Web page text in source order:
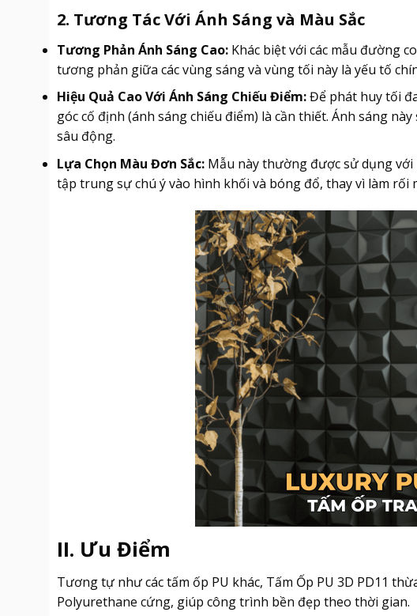
2. Tương Tác Với Ánh Sáng và Màu Sắc
Tương Phản Ánh Sáng Cao: Khác biệt với các mẫu đường
tương phản giữa các vùng sáng và vùng tối này là yếu tố
Hiệu Quả Cao Với Ánh Sáng Chiếu Điểm:Để phát huy tối
góc cố định (ánh sáng chiếu điểm) là cần thiết. Ánh sáng
sâu động.
Lựa Chọn Màu Đơn Sắc: Mẫu này thường được sử dụng với
tập trung sự chú ý vào hình khối và bóng đổ, thay vì làm rối
II. Ưu Điểm
Tương tự như các tấm ốp PU khác, Tấm Ốp PU 3D PD11
Polyurethane cứng, giúp công trình bền đẹp theo thời gian.